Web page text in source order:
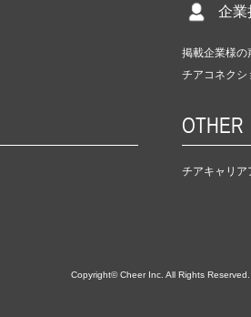
企業
掲載企業様の
チアコネクシ
OTHER
チアキャリア
Copyright© Cheer Inc. All Rights Reserved.